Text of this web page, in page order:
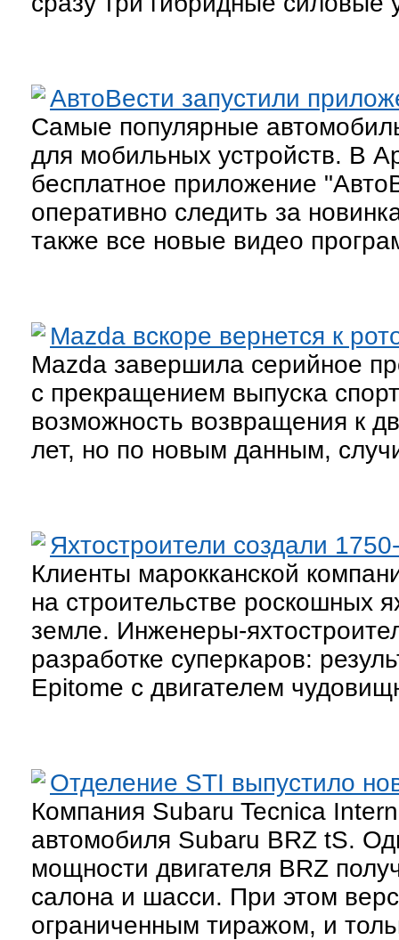
АвтоВести запустили
Самые популярные
для мобильных устройств. В
бесплатное приложение
оперативно следить за
также все новые видео
Mazda вскоре вернется к
Mazda завершила серийное
с прекращением выпуска
возможность возвращения к
лет, но по новым данным,
Яхтостроители создали
Клиенты марокканской
на строительстве роскошных
земле. Инженеры-
разработке суперкаров:
Epitome с двигателем
Отделение STI выпустило
Компания Subaru Tecnica
автомобиля Subaru BRZ tS.
мощности двигателя BRZ
салона и шасси. При этом
ограниченным тиражом, и